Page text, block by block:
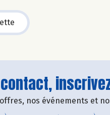
nos événements et